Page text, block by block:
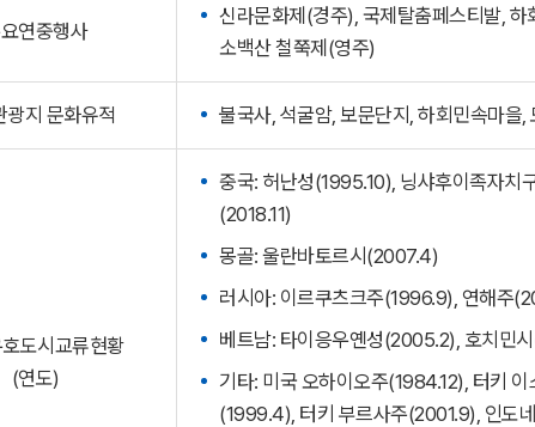
연중행사
신라문화제(경주), 국제탈춤페스티발,
소백산 철쭉제(영주)
광지 문화유적 불국사, 석굴암, 보문단지, 하회민속마을
호도시교류현황
(연도)
중국: 허난성(1995.10), 닝샤후이족자
(2018.11)
몽골: 울란바토르시(2007.4)
러시아: 이르쿠츠크주(1996.9), 연해주
베트남: 타이응우옌성(2005.2), 호치민
기타: 미국 오하이오주(1984.12), 터키
(1999.4), 터키 부르사주(2001.9), 인도